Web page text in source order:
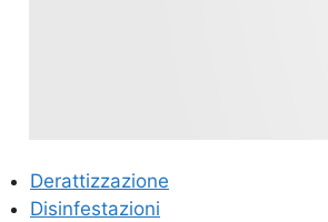
Derattizzazione
Disinfestazioni